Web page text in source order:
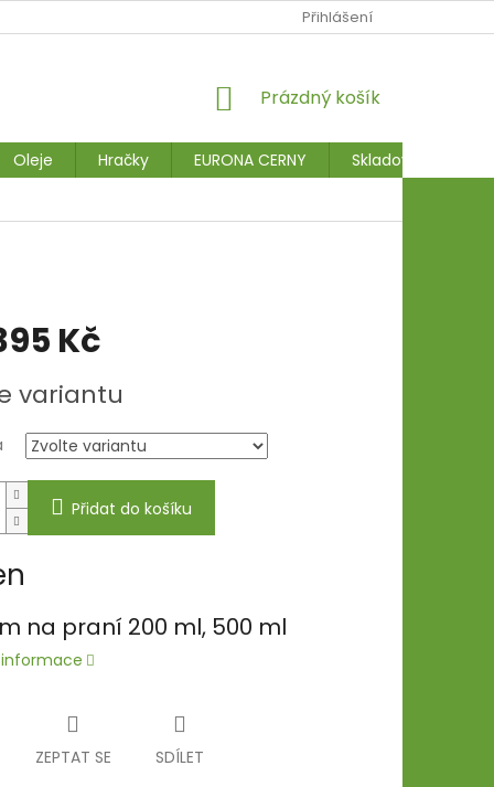
Přihlášení
NÁKUPNÍ
Prázdný košík
Oleje Hračky EURONA CERNY Skladové stroje
Kč
variantu
Přidat do košíku
na praní 200 ml, 500 ml
ZEPTAT SE SDÍLET